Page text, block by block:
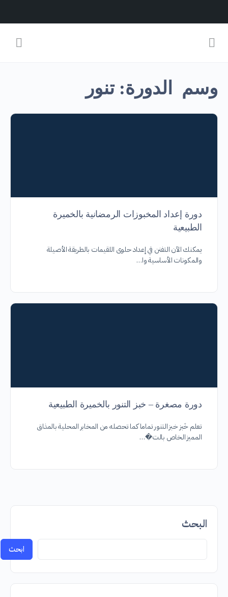
وسم الدورة:تنور
دورة إعداد المخبوزات الرمضانية بالخميرة
الطبيعية
يمكنك الآن التفنن في إعداد حلوى اللقيمات بالطريقة الأصيلة
والمكونات الأساسية وا…
دورة مصغرة – خبز التنور بالخميرة الطبيعية
تعلم خَبز خبز التنور تماما كما تحصله من المخابر المحلية بالمذاق
المميز الخاص بالت�…
البحث
ابحث